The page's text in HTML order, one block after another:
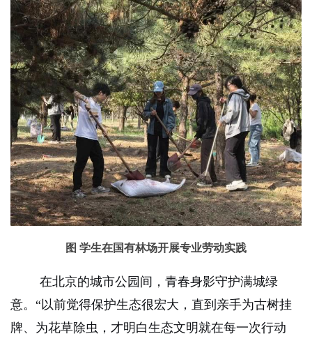
图 学生在国有林场开展专业劳动实践
在北京的城市公园间，青春身影守护满城绿
意。“以前觉得保护生态很宏大，直到亲手为古树挂
牌、为花草除虫，才明白生态文明就在每一次行动